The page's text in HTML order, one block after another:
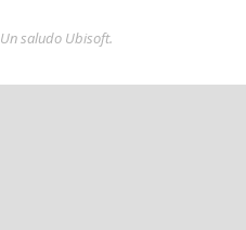
Un saludo Ubisoft.